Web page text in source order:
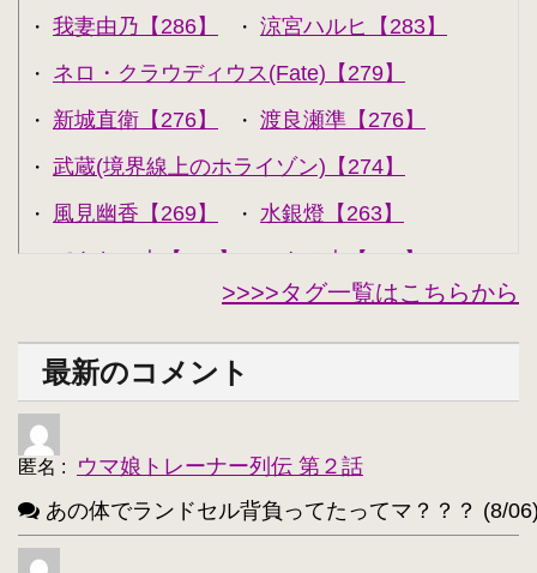
・ 我妻由乃【286】 ・ 涼宮ハルヒ【283】
・ ネロ・クラウディウス(Fate)【279】
・ 新城直衛【276】 ・ 渡良瀬準【276】
・ 武蔵(境界線上のホライゾン)【274】
・ 風見幽香【269】 ・ 水銀燈【263】
できない夫【262】 キル夫【260】
セシリア・オルコット【240】
西住みほ【237】
・ ミーナ・ディートリンデ・ヴィルケ【223】
・ ニャル子【218】
アルトリア・ペンドラゴン(Fate)【214】
・ ユウキ(SAO)【214】 ・ 古明地こいし【210】
>>>>タグ一覧はこちらから
最新のコメント
匿名 :
ウマ娘トレーナー列伝 第２話
あの体でランドセル背負ってたってマ？？？ (8/